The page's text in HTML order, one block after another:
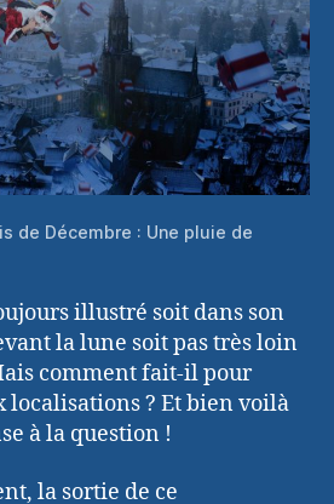
de Décembre : Une pluie de
illustré soit dans son
la lune soit pas très loin
comment fait-il pour
localisations ? Et bien voilà
à la question !
la sortie de ce